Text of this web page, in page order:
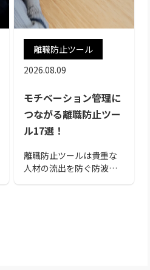
離職防止ツール
2026.08.09
モチベーション管理に
つながる離職防止ツー
ル17選！
離職防止ツールは貴重な
人材の流出を防ぐ防波